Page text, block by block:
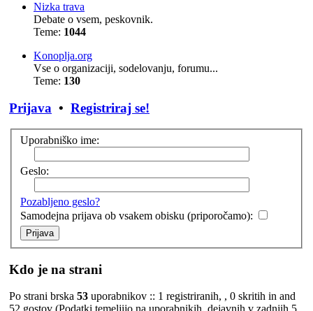
Nizka trava
Debate o vsem, peskovnik.
Teme: 1044
Konoplja.org
Vse o organizaciji, sodelovanju, forumu...
Teme: 130
Prijava • Registriraj se!
Uporabniško ime:
Geslo:
Pozabljeno geslo?
Samodejna prijava ob vsakem obisku (priporočamo):
Kdo je na strani
Po strani brska 53 uporabnikov :: 1 registriranih, , 0 skritih in and